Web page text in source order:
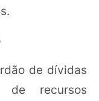
de dívidas
de recursos